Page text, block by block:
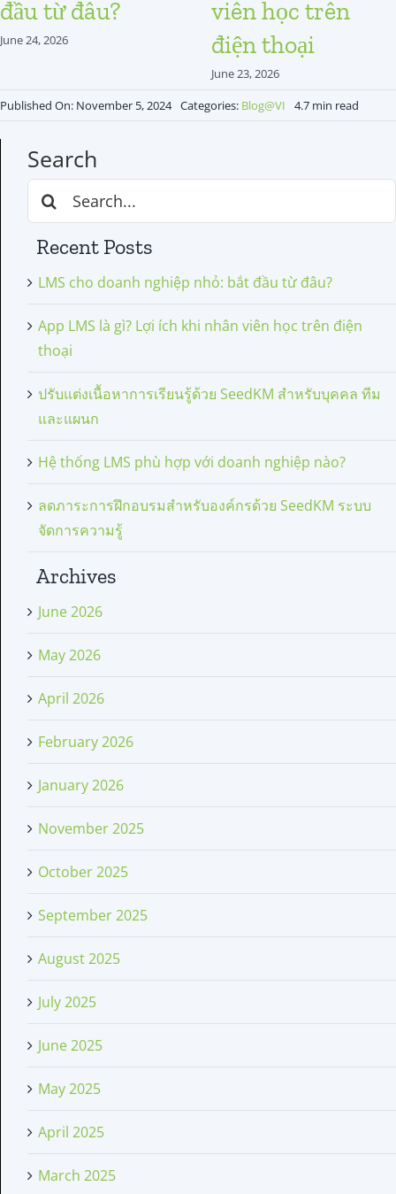
đầu từ đâu?
June 24, 2026
viên học trên
điện thoại
June 23, 2026
Published On: November 5, 2024 Categories: Blog@VI 4.7 min read
Search
Search
for:
Recent Posts
LMS cho doanh nghiệp nhỏ: bắt đầu từ đâu?
App LMS là gì? Lợi ích khi nhân viên học trên điện
thoại
ปรับแต่งเนื้อหาการเรียนรู้ด้วย SeedKM สำหรับบุคคล ทีม
และแผนก
Hệ thống LMS phù hợp với doanh nghiệp nào?
ลดภาระการฝึกอบรมสำหรับองค์กรด้วย SeedKM ระบบ
จัดการความรู้
Archives
June 2026
May 2026
April 2026
February 2026
January 2026
November 2025
October 2025
September 2025
August 2025
July 2025
June 2025
May 2025
April 2025
March 2025